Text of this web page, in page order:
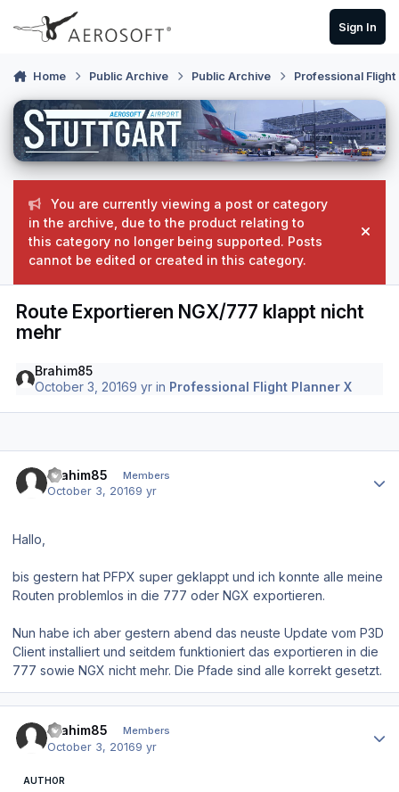
Skip to content
Sign In
Home Public Archive Public Archive Professional Flight
You are currently viewing a post or category
in the archive, due to the product relating to
this category no longer being supported. Posts
cannot be edited or created in this category.
Hide
Route Exportieren NGX/777 klappt nicht
mehr
Brahim85
October 3, 20169 yr in Professional Flight Planner X
Brahim85 Members
October 3, 20169 yr
Hallo,
bis gestern hat PFPX super geklappt und ich konnte alle meine
Routen problemlos in die 777 oder NGX exportieren.
Nun habe ich aber gestern abend das neuste Update vom P3D
Client installiert und seitdem funktioniert das exportieren in die
777 sowie NGX nicht mehr. Die Pfade sind alle korrekt gesetzt.
Brahim85 Members
October 3, 20169 yr
AUTHOR